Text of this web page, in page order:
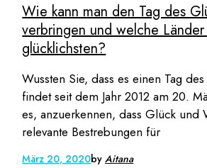
Wie kann man den Tag des
verbringen und welche
glücklichsten?
Wussten Sie, dass es einen Tag
findet seit dem Jahr 2012 am 20.
es, anzuerkennen, dass Glück und
relevante Bestrebungen für
März 20, 2020byAitana